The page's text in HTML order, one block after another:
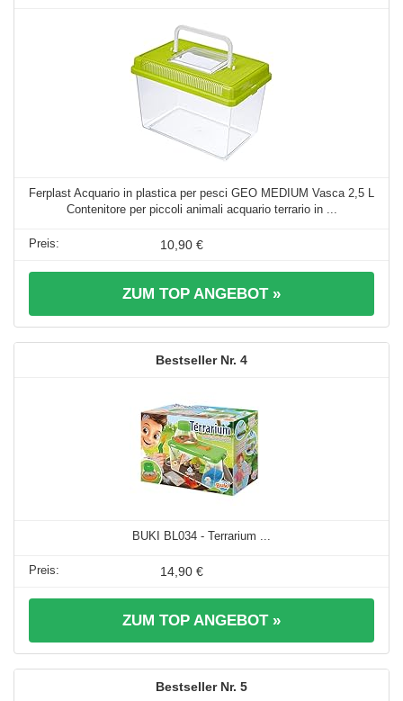
Ferplast Acquario in plastica per pesci GEO MEDIUM Vasca 2,5 L
Contenitore per piccoli animali acquario terrario in ...
10,90 €
ZUM TOP ANGEBOT »
4
BUKI BL034 - Terrarium ...
14,90 €
ZUM TOP ANGEBOT »
5